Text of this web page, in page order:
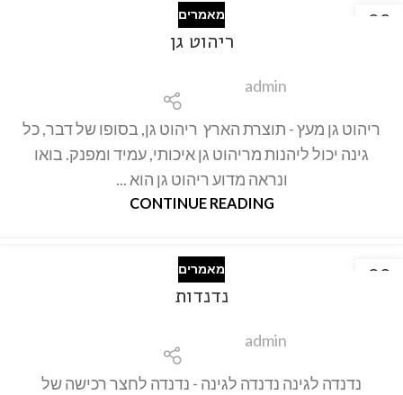
22 מאמרים
ריהוט גן
admin
ריהוט גן מעץ - תוצרת הארץ ריהוט גן, בסופו של דבר, כל
גינה יכול ליהנות מריהוט גן איכותי, עמיד ומפנק. בואו
ונראה מדוע ריהוט גן הוא ...
CONTINUE READING
22 מאמרים
נדנדות
admin
נדנדה לגינה נדנדה לגינה - נדנדה לחצר רכישה של